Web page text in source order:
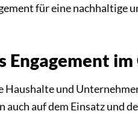
für eine nachhaltige
Engagement im
und
auf dem Einsatz und